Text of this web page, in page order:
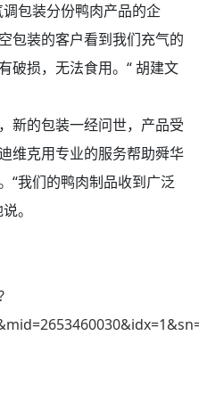
包装分份鸭肉产品的企
包装的客户看到我们充气的
破损，无法食用。“ 胡建文
新的包装一经问世，产品受
维克用专业的服务帮助舜华
“我们的鸭肉制品收到广泛
。